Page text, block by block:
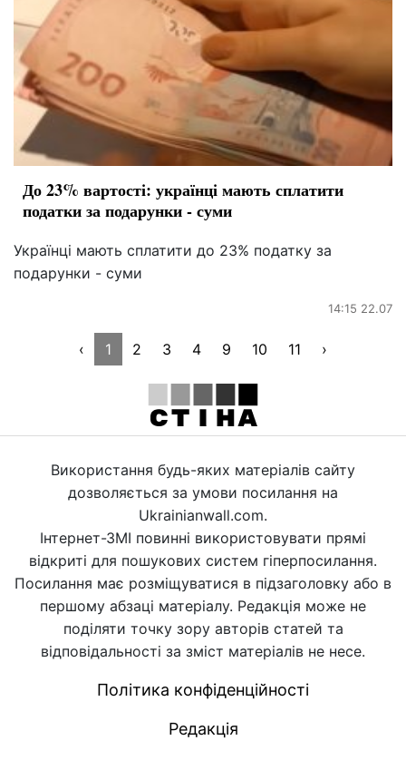
До 23% вартості: українці мають сплатити
податки за подарунки - суми
Українці мають сплатити до 23% податку за
подарунки - суми
14:15 22.07
‹ 1 2 3 4 9 10 11 ›
Використання будь-яких матеріалів сайту
дозволяється за умови посилання на
Ukrainianwall.com.
Інтернет-ЗМІ повинні використовувати прямі
відкриті для пошукових систем гіперпосилання.
Посилання має розміщуватися в підзаголовку або в
першому абзаці матеріалу. Редакція може не
поділяти точку зору авторів статей та
відповідальності за зміст матеріалів не несе.
Політика конфіденційності
Редакція